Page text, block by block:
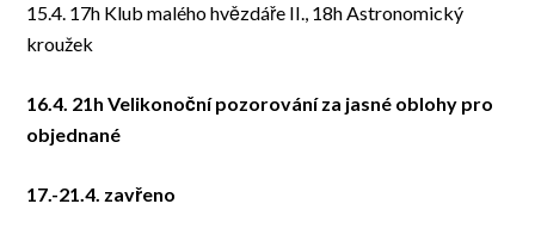
15.4. 17h Klub malého hvězdáře II., 18h Astronomický
kroužek
16.4. 21h Velikonoční pozorování za jasné oblohy pro
objednané
17.-21.4. zavřeno